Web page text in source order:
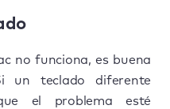
no funciona, es buena
un teclado diferente
el problema esté